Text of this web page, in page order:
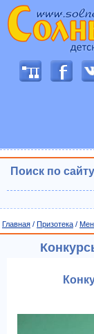
Поиск по сайту
Главная / Призотека /